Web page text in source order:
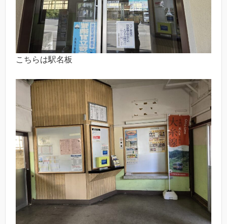
こちらは駅名板